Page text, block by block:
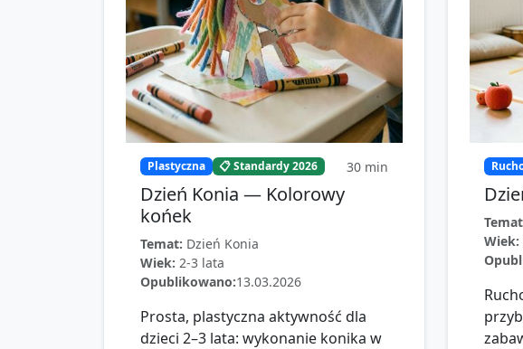
Plastyczna 📋 Standardy 2026 30 min
Dzień Konia — Kolorowy
końek
Temat: Dzień Konia
Wiek: 2-3 lata
Opublikowano:13.03.2026
Prosta, plastyczna aktywność dla
dzieci 2–3 lata: wykonanie konika w
Wiek: